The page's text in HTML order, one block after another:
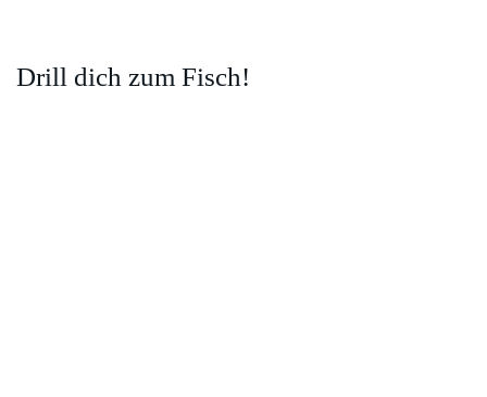
Drill dich zum Fisch!